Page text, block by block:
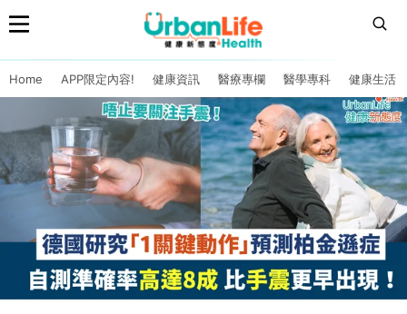
Home APP限定內容! 健康資訊 醫療專欄 醫學專科 健康生活